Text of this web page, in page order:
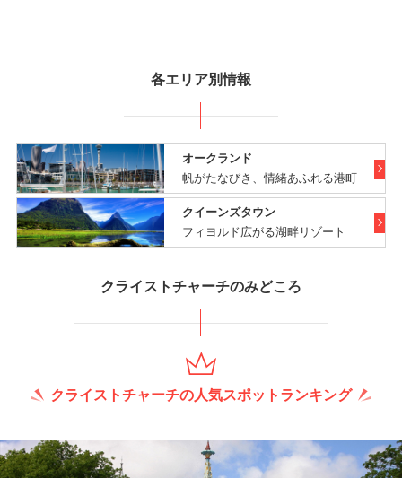
各エリア別情報
オークランド
帆がたなびき、情緒あふれる港町
クイーンズタウン
フィヨルド広がる湖畔リゾート
クライストチャーチのみどころ
クライストチャーチの人気スポットランキング